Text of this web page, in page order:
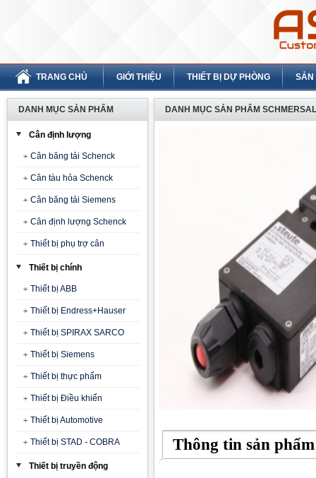
TRANG CHỦ GIỚI THIỆU THIẾT BỊ DỰ PHÒNG SẢN
DANH MỤC SẢN PHẨM
Cân định lượng
Cân băng tải Schenck
Cân tàu hỏa Schenck
Cân băng tải Siemens
Cân định lượng Schenck
Thiết bị phụ trợ cân
Thiết bị chính
Thiết bị ABB
Thiết bị Endress+Hauser
Thiết bị SPIRAX SARCO
Thiết bị Siemens
Thiết bị thực phẩm
Thiết bị Điều khiển
Thiết bị Automotive
Thiết bị STAD - COBRA
Thiết bị truyền động
DANH MỤC SẢN PHẨM
Thông tin sản phẩm